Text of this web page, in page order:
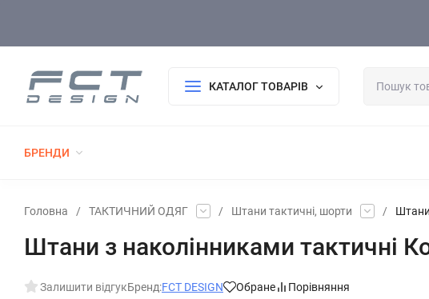
КАТАЛОГ ТОВАРІВ
БРЕНДИ
Головна
/ ТАКТИЧНИЙ ОДЯГ / Штани тактичні, шорти /
Штани з наколінниками тактичні
Залишити відгукБренд:FCT DESIGN Обране Порівняння